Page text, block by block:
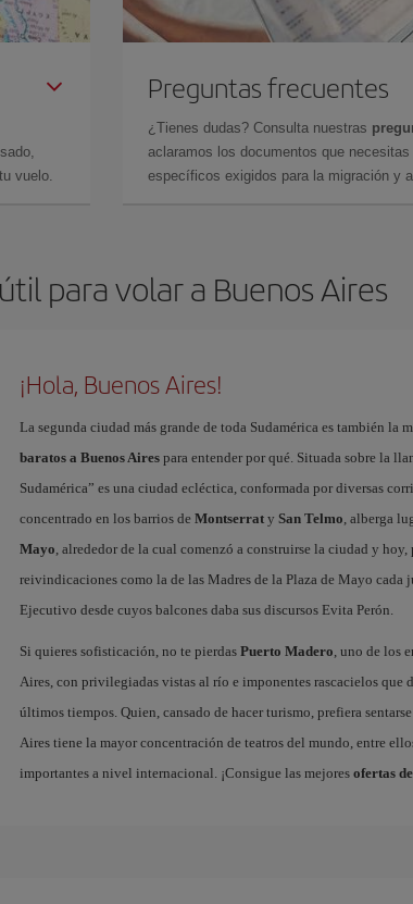
vuelo.
Preguntas frecuentes
¿Tienes dudas? Consulta nuestras
aclaramos los documentos que
específicos exigidos para la migración y
para volar a Buenos Aires
¡Hola, Buenos Aires!
La segunda ciudad más grande de toda Sudamérica es también la
baratos a Buenos Airespara entender por qué. Situada sobre la
Sudamérica” es una ciudad ecléctica, conformada por diversas
concentrado en los barrios de Montserraty San Telmo, alberga
Mayo, alrededor de la cual comenzó a construirse la ciudad y
reivindicaciones como la de las Madres de la Plaza de Mayo cada
Ejecutivo desde cuyos balcones daba sus discursos Evita Perón.
Si quieres sofisticación, no te pierdas Puerto Madero, uno de los
Aires, con privilegiadas vistas al río e imponentes rascacielos que
últimos tiempos. Quien, cansado de hacer turismo, prefiera
Aires tiene la mayor concentración de teatros del mundo, entre
importantes a nivel internacional. ¡Consigue las mejores ofertas